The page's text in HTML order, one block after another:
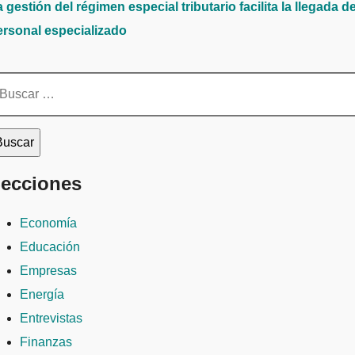
gestión del régimen especial tributario facilita la llegada
especializado
Economía
Educación
Empresas
Energía
Entrevistas
Finanzas